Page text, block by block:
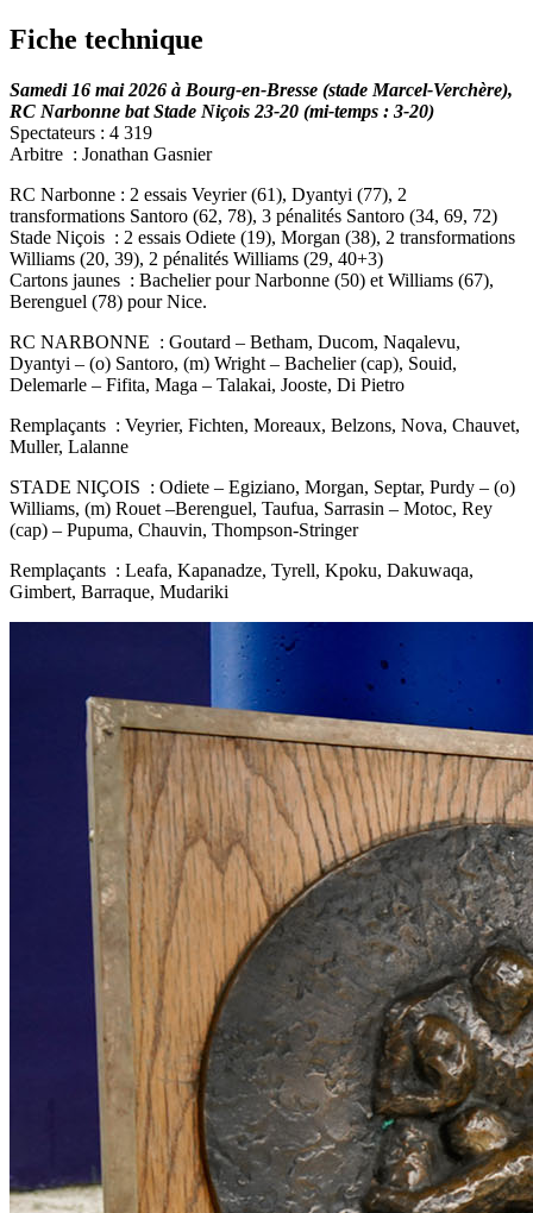
Fiche technique
Samedi 16 mai 2026 à Bourg-en-Bresse (stade Marcel-Verchère),
RC Narbonne bat Stade Niçois 23-20 (mi-temps : 3-20)
Spectateurs : 4 319
Arbitre : Jonathan Gasnier
RC Narbonne : 2 essais Veyrier (61), Dyantyi (77), 2
transformations Santoro (62, 78), 3 pénalités Santoro (34, 69, 72)
Stade Niçois : 2 essais Odiete (19), Morgan (38), 2 transformations
Williams (20, 39), 2 pénalités Williams (29, 40+3)
Cartons jaunes : Bachelier pour Narbonne (50) et Williams (67),
Berenguel (78) pour Nice.
RC NARBONNE : Goutard – Betham, Ducom, Naqalevu,
Dyantyi – (o) Santoro, (m) Wright – Bachelier (cap), Souid,
Delemarle – Fifita, Maga – Talakai, Jooste, Di Pietro
Remplaçants : Veyrier, Fichten, Moreaux, Belzons, Nova, Chauvet,
Muller, Lalanne
STADE NIÇOIS : Odiete – Egiziano, Morgan, Septar, Purdy – (o)
Williams, (m) Rouet –Berenguel, Taufua, Sarrasin – Motoc, Rey
(cap) – Pupuma, Chauvin, Thompson-Stringer
Remplaçants : Leafa, Kapanadze, Tyrell, Kpoku, Dakuwaqa,
Gimbert, Barraque, Mudariki